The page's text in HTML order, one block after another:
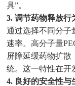
具”。
3. 调节药物释放行
通过选择不同分子
速率。高分子量
屏障延缓药物扩散
统。这一特性在开
4. 良好的安全性与